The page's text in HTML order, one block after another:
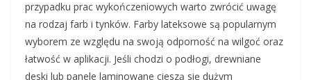
przypadku prac wykończeniowych warto zwrócić uwagę
na rodzaj farb i tynków. Farby lateksowe są popularnym
wyborem ze względu na swoją odporność na wilgoć oraz
łatwość w aplikacji. Jeśli chodzi o podłogi, drewniane
deski lub panele laminowane cieszą się dużym